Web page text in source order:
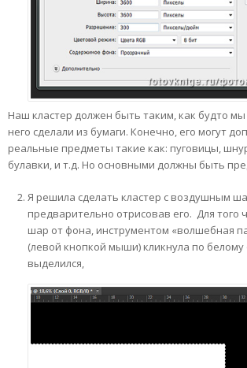
Наш кластер должен быть таким, как будто
него сделали из бумаги. Конечно, его могут
реальные предметы такие как: пуговицы,
булавки, и т.д. Но основными должны быть
Я решила сделать кластер с воздушным
предварительно отрисовав его. Для того
шар от фона, инструментом «волшебная
(левой кнопкой мыши) кликнула по
выделился,